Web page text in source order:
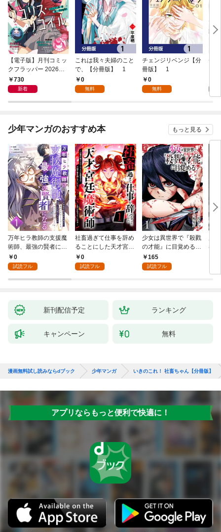
【電子版】月刊コミッ
クフラッパー 2026年9
月号730
新着
これは我々夫婦のこと
で、【分冊版】 1
0
無料
チェンジリベンジ【分
冊版】 1
0
無料
チ
少年マンガのおすすめ本 もっと見る
万年ヒラ教師の支援魔
術師、最強の賢者にな
る～不人気の支援魔術
師は給料泥棒だと魔術
が、出世した元教え子
0
試読フル
社畜過ぎて仕事を辞め
ることにした天才宮廷
魔術師～辺境の地でス
ローライフを夢見る
0
試読フル
少女は異世界で『殺戮
の才能』に目覚める
(話売り) #1
165
試読フル
者
新刊配信予定 ランキング
キャンペーン 無料
漫画無料試し読みならdブック 少年マンガ いきのこれ！ 社畜ちゃん【分冊版】
アプリならもっと便利で快適に！